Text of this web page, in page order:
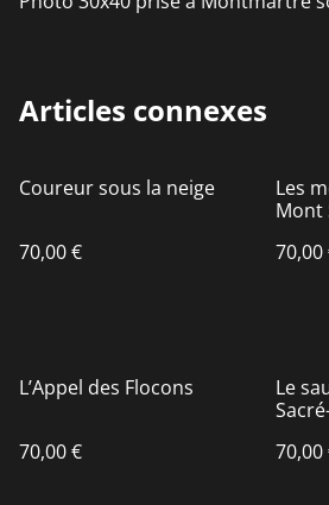
Articles connexes
Coureur sous la neige
70,00 €
Les
Mont
70,00
L’Appel des Flocons
70,00 €
Le
70,00